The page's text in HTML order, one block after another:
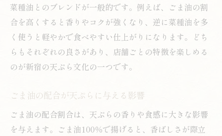
菜種油とのブレンドが一般的です。例えば、ごま油の割
合を高くすると香りやコクが強くなり、逆に菜種油を多
く使うと軽やかで食べやすい仕上がりになります。どち
らもそれぞれの良さがあり、店舗ごとの特徴を楽しめる
のが新宿の天ぷら文化の一つです。
ごま油の配合が天ぷらに与える影響
ごま油の配合割合は、天ぷらの香りや食感に大きな影響
を与えます。ごま油100％で揚げると、香ばしさが際立